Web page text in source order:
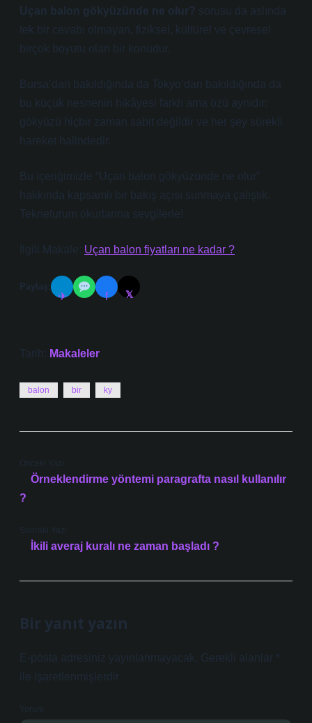
Uçan balon gökyüzünde ne olur? sorusu da aslında
tek bir cevabı olmayan, fiziksel, kültürel ve çevresel
birçok boyutu olan bir konudur.
Bursa’dan bakıldığında da Tokyo’dan bakıldığında da
bu küçük nesnenin hikâyesi farklı ama özü aynıdır:
gökyüzü hiçbir zaman sabit değildir ve her şey sürekli
hareket halindedir.
Bu içeriğimizle “Uçan balon gökyüzünde ne olur”
hakkında kapsamlı bir bakış açısı sunmaya çalıştık.
Tekneturum okurlarına sevgilerle!
İlgili Makale: Uçan balon fiyatları ne kadar ?
Paylaş:
✈ f 𝕏
Tarih: Makaleler
balon bir ky
Önceki Yazı
Örneklendirme yöntemi paragrafta nasıl kullanılır
?
Sonraki Yazı
İkili averaj kuralı ne zaman başladı ?
Bir yanıt yazın
E-posta adresiniz yayınlanmayacak. Gerekli alanlar *
ile işaretlenmişlerdir
Yorum